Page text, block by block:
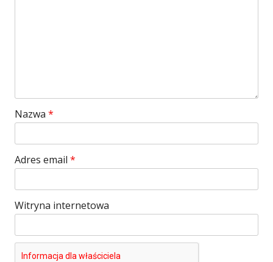
Nazwa *
Adres email *
Witryna internetowa